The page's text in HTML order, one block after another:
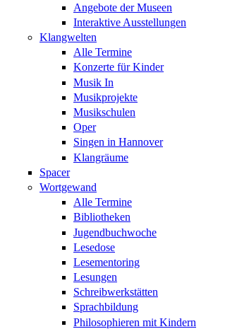
Angebote der Museen
Interaktive Ausstellungen
Klangwelten
Alle Termine
Konzerte für Kinder
Musik In
Musikprojekte
Musikschulen
Oper
Singen in Hannover
Klangräume
Spacer
Wortgewand
Alle Termine
Bibliotheken
Jugendbuchwoche
Lesedose
Lesementoring
Lesungen
Schreibwerkstätten
Sprachbildung
Philosophieren mit Kindern